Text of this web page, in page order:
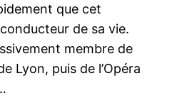
que cet
de sa vie.
membre de
Lyon, puis de l’Opéra